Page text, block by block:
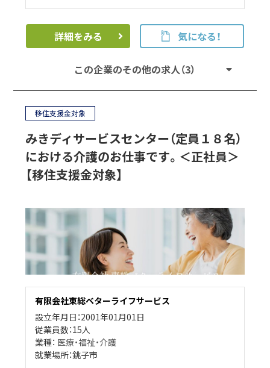
詳細をみる 気になる！
この企業のその他の求人（3）
移住支援金対象
みきディサービスセンター（定員１８名）
における介護のお仕事です。＜正社員＞
【移住支援金対象】
有限会社東総ベターライフサービス
設立年月日：2001年01月01日
従業員数：15人
業種： 医療・福祉・介護
就業場所：銚子市